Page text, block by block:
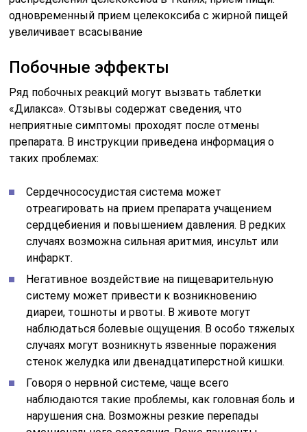
одновременный прием целекоксиба с жирной пищей
увеличивает всасывание
Побочные эффекты
Ряд побочных реакций могут вызвать таблетки
«Дилакса». Отзывы содержат сведения, что
неприятные симптомы проходят после отмены
препарата. В инструкции приведена информация о
таких проблемах:
Сердечнососудистая система может
отреагировать на прием препарата учащением
сердцебиения и повышением давления. В редких
случаях возможна сильная аритмия, инсульт или
инфаркт.
Негативное воздействие на пищеварительную
систему может привести к возникновению
диареи, тошноты и рвоты. В животе могут
наблюдаться болевые ощущения. В особо тяжелых
случаях могут возникнуть язвенные поражения
стенок желудка или двенадцатиперстной кишки.
Говоря о нервной системе, чаще всего
наблюдаются такие проблемы, как головная боль и
нарушения сна. Возможны резкие перепады